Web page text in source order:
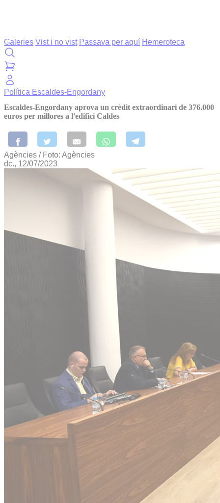
Galeries Vist i no vist Passava per aquí Hemeroteca
Política Escaldes-Engordany
Escaldes-Engordany aprova un crèdit extraordinari de 376.000
euros per millores a l'edifici Caldes
Agències / Foto: Agències
dc., 12/07/2023